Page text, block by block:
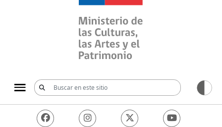
Ministerio de las